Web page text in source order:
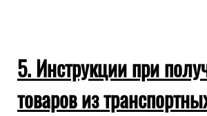
5. Инструкции при
товаров из